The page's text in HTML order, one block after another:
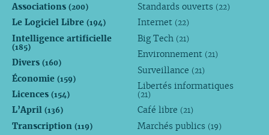
Associations (200)
Le Logiciel Libre (194)
Intelligence artificielle
(185)
Divers (160)
Économie (159)
Licences (154)
L’April (136)
Transcription (119)
Standards ouverts (22)
Internet (22)
Big Tech (21)
Environnement (21)
Surveillance (21)
Libertés informatiques
(21)
Café libre (21)
Marchés publics (19)